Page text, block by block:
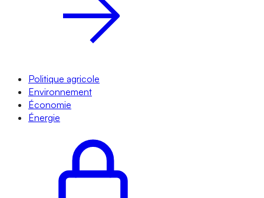
Politique agricole
Environnement
Économie
Énergie